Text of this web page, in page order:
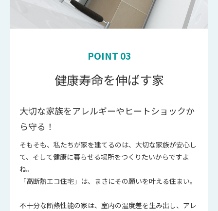
POINT 03
健康寿命を伸ばす家
大切な家族をアレルギーやヒートショックか
ら守る！
そもそも、私たちが家を建てるのは、大切な家族が安心し
て、そして健康に暮らせる場所をつくりたいからですよ
ね。
「高断熱エコ住宅」は、まさにその願いを叶える住まい。
不十分な断熱性能の家は、室内の温度差を生み出し、アレ